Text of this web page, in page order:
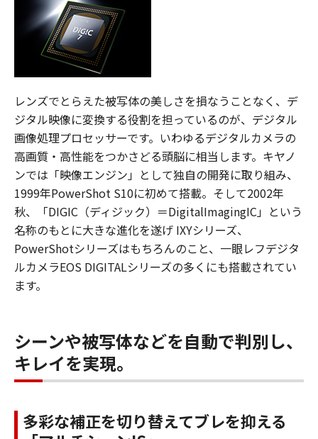
レンズでとらえた被写体の美しさを損なうことなく、デ
ジタル映像に変換する役割を担っているのが、デジタル
画像処理プロセッサーです。いわゆるデジタルカメラの
高画質・高性能をつかさどる頭脳に相当します。キヤノ
ンでは「映像エンジン」として独自の開発に取り組み、
1999年PowerShot S10に初めて搭載。そして2002年
秋、「DIGIC（ディジック）＝DigitalImagingIC」という
名称のもとに大きな進化を遂げ IXYシリーズ、
PowerShotシリーズはもちろんのこと、一眼レフデジタ
ルカメラEOS DIGITALシリーズの多くにも搭載されてい
ます。
シーンや被写体などを自動で判別し、
キレイを実現。
多彩な補正を切り替えてブレを抑える